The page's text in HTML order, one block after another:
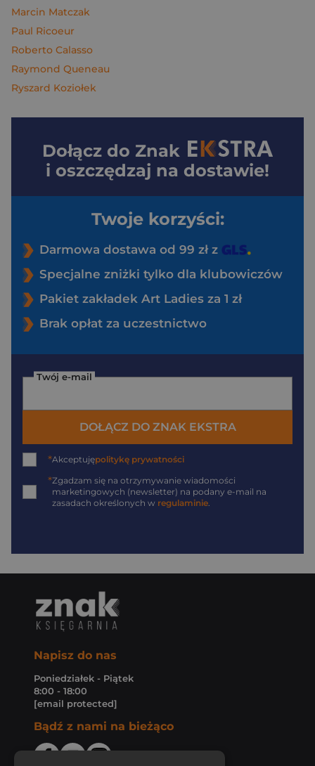
Marcin Matczak
Paul Ricoeur
Roberto Calasso
Raymond Queneau
Ryszard Koziołek
Dołącz do Znak
i oszczędzaj na dostawie!
Twoje korzyści:
Darmowa dostawa od 99 zł z
Specjalne zniżki tylko dla klubowiczów
Pakiet zakładek Art Ladies za 1 zł
Brak opłat za uczestnictwo
Twój e-mail
DOŁĄCZ DO ZNAK EKSTRA
*Akceptujępolitykę prywatności
*Zgadzam się na otrzymywanie wiadomości
marketingowych (newsletter) na podany e-mail na
zasadach określonych w regulaminie.
Napisz do nas
Poniedziałek - Piątek
8:00 - 18:00
[email protected]
Bądź z nami na bieżąco